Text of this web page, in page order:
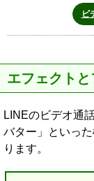
ビ
エフェクト
LINEのビデオ通
バター」といっ
ります。